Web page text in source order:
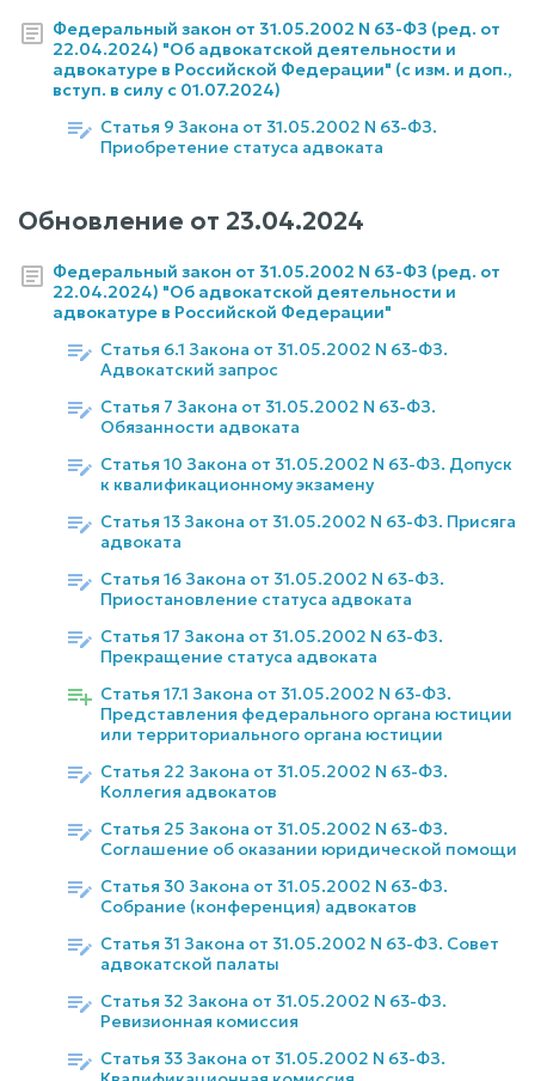
Федеральный закон от 31.05.2002 N 63-ФЗ (ред. от
22.04.2024) "Об адвокатской деятельности и
адвокатуре в Российской Федерации" (с изм. и доп.,
вступ. в силу с 01.07.2024)
Статья 9 Закона от 31.05.2002 N 63-ФЗ.
Приобретение статуса адвоката
Обновление от 23.04.2024
Федеральный закон от 31.05.2002 N 63-ФЗ (ред. от
22.04.2024) "Об адвокатской деятельности и
адвокатуре в Российской Федерации"
Статья 6.1 Закона от 31.05.2002 N 63-ФЗ.
Адвокатский запрос
Статья 7 Закона от 31.05.2002 N 63-ФЗ.
Обязанности адвоката
Статья 10 Закона от 31.05.2002 N 63-ФЗ. Допуск
к квалификационному экзамену
Статья 13 Закона от 31.05.2002 N 63-ФЗ. Присяга
адвоката
Статья 16 Закона от 31.05.2002 N 63-ФЗ.
Приостановление статуса адвоката
Статья 17 Закона от 31.05.2002 N 63-ФЗ.
Прекращение статуса адвоката
Статья 17.1 Закона от 31.05.2002 N 63-ФЗ.
Представления федерального органа юстиции
или территориального органа юстиции
Статья 22 Закона от 31.05.2002 N 63-ФЗ.
Коллегия адвокатов
Статья 25 Закона от 31.05.2002 N 63-ФЗ.
Соглашение об оказании юридической помощи
Статья 30 Закона от 31.05.2002 N 63-ФЗ.
Собрание (конференция) адвокатов
Статья 31 Закона от 31.05.2002 N 63-ФЗ. Совет
адвокатской палаты
Статья 32 Закона от 31.05.2002 N 63-ФЗ.
Ревизионная комиссия
Статья 33 Закона от 31.05.2002 N 63-ФЗ.